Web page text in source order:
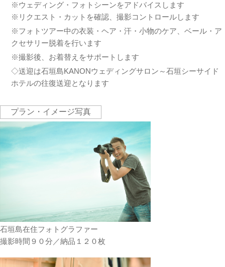
※ウェディング・フォトシーンをアドバイスします
※リクエスト・カットを確認、撮影コントロールします
※フォトツアー中の衣装・ヘア・汗・小物のケア、ベール・ア
クセサリー脱着を行います
※撮影後、お着替えをサポートします
◇送迎は石垣島KANONウェディングサロン～石垣シーサイド
ホテルの往復送迎となります
プラン・イメージ写真
石垣島在住フォトグラファー
撮影時間９０分／納品１２０枚